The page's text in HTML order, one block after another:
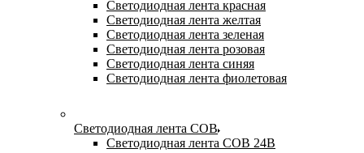
Светодиодная лента красная
Светодиодная лента желтая
Светодиодная лента зеленая
Светодиодная лента розовая
Светодиодная лента синяя
Светодиодная лента фиолетовая
Светодиодная лента COB
Светодиодная лента COB 24В